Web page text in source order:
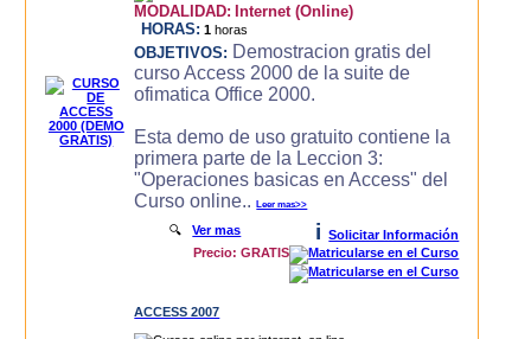
MODALIDAD: Internet (Online)
HORAS: 1 horas
OBJETIVOS: Demostracion gratis del
curso Access 2000 de la suite de
ofimatica Office 2000.
Esta demo de uso gratuito contiene la
primera parte de la Leccion 3:
"Operaciones basicas en Access" del
Curso online..Leer mas>>
🔍Ver mas i
Solicitar Información
Precio: GRATIS
ACCESS 2007